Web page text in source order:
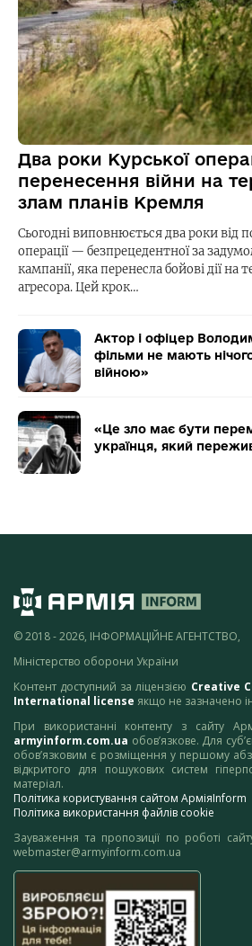
Два роки Курської
перенесення війни на
злам планів Кремля
Сьогодні виповнюється два роки від
операції — безпрецедентної за
кампанії, яка перенесла бойові дії
агресора. Цей крок…
Актор і офіцер
фільми не мають
війною»
«Це зло має бути
українця, який
© 2018 - 2026, ІНФОРМАЦІЙНЕ АГЕНТСТВО,
Міністерство оборони України
Контент доступний за ліцензією Creative
International license якщо не зазначено
При використанні контенту з сайту
armyinform.com.ua обов’язкове. Для
обов’язковим є розміщення у першому
відкритого для пошукових систем
матеріал.
Політика користування сайтом АрміяInform
Політика використання файлів cookie
Зауваження та пропозиції по роботі
webmaster@armyinform.com.ua